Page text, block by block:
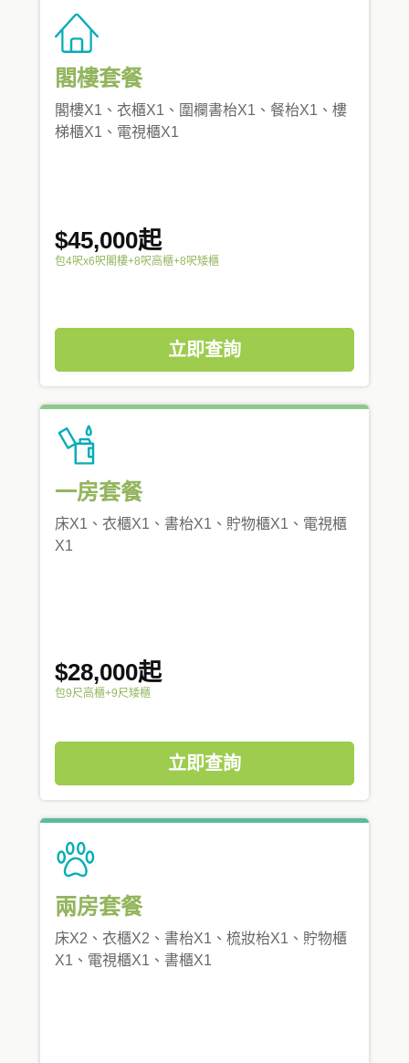
閣樓套餐
閣樓X1、衣櫃X1、圍欄書枱X1、餐枱X1、樓
梯櫃X1、電視櫃X1
$45,000起
包4呎x6呎閣樓+8呎高櫃+8呎矮櫃
立即查詢
一房套餐
床X1、衣櫃X1、書枱X1、貯物櫃X1、電視櫃
X1
$28,000起
包9尺高櫃+9尺矮櫃
立即查詢
兩房套餐
床X2、衣櫃X2、書枱X1、梳妝枱X1、貯物櫃
X1、電視櫃X1、書櫃X1